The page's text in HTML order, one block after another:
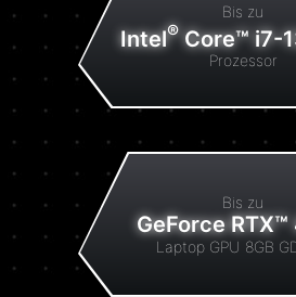
Bis zu
Intel®Core™ i7-
Prozessor
Bis zu
GeForce
Laptop GPU 8GB